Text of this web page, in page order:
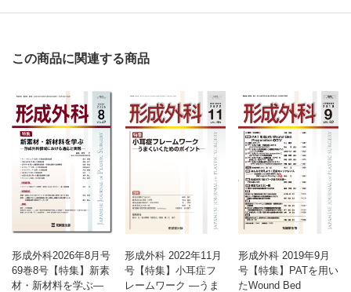
この商品に関連する商品
形成外科2026年8月号
69巻8号【特集】新素
材・新材料を学ぶ—
形成外科 2022年11月
号【特集】小耳症フ
レームワーク ―うま
形成外科 2019年9月
号【特集】PATを用い
たWound Bed